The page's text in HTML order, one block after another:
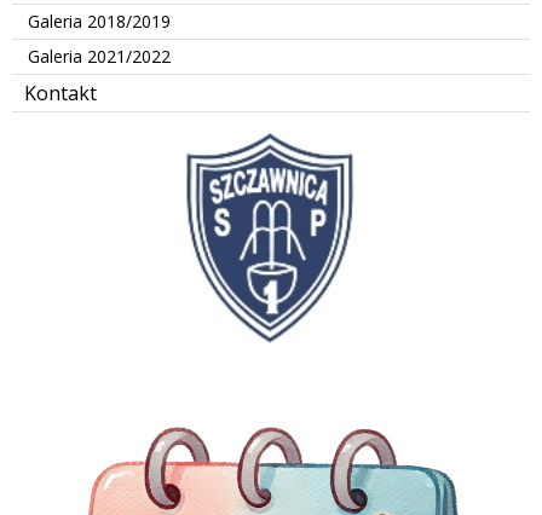
Galeria 2018/2019
Galeria 2021/2022
Kontakt